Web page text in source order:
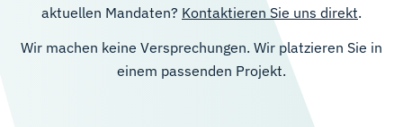
aktuellen Mandaten? Kontaktieren Sie uns direkt.
Wir machen keine Versprechungen. Wir platzieren Sie in
einem passenden Projekt.